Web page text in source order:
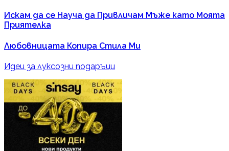
Искам да се Науча да Привличам Мъже като Моята
Приятелка
Любовницата Копира Стила Ми
Идеи за луксозни подаръци